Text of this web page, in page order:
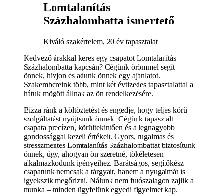
Lomtalanítás
Százhalombatta ismertető
Kiváló szakértelem, 20 év tapasztalat
Kedvező árakkal keres egy csapatot Lomtalanítás
Százhalombatta kapcsán? Cégünk örömmel segít
önnek, hívjon és adunk önnek egy ajánlatot.
Szakembereink több, mint két évtizedes tapasztalattal a
hátuk mögött állnak az ön rendelkezésére.
Bízza ránk a költöztetést és engedje, hogy teljes körű
szolgáltatást nyújtsunk önnek. Cégünk tapasztalt
csapata precízen, körültekintően és a legnagyobb
gondossággal kezeli értékeit. Gyors, rugalmas és
stresszmentes Lomtalanítás Százhalombattat biztosítunk
önnek, úgy, ahogyan ön szeretné, tökéletesen
alkalmazkodunk igényeihez. Barátságos, segítőkész
csapatunk nemcsak a tárgyait, hanem a nyugalmát is
igyekszik megőrizni. Nálunk nem futószalagon zajlik a
munka – minden ügyfelünk egyedi figyelmet kap.